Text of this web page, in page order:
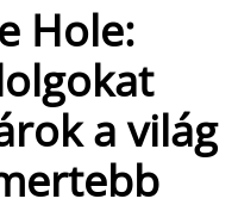
Hole:
a világ